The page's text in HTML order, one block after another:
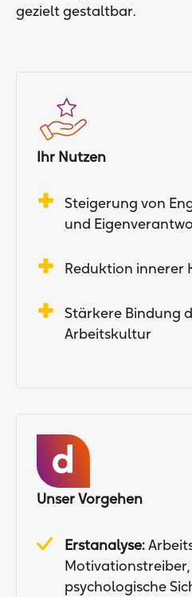
gezielt gestaltbar.
Ihr Nutzen
Steigerung von
und
Reduktion innerer
Stärkere Bindung
Arbeitskultur
Unser Vorgehen
Erstanalyse:
Motivationstreiber,
psychologische